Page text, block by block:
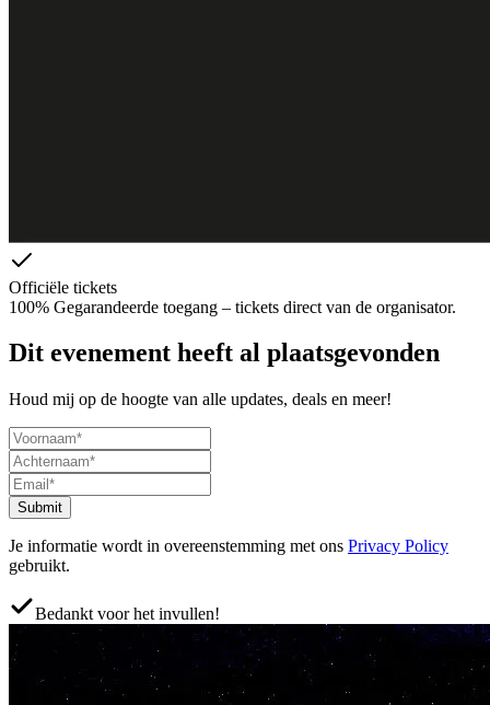
Officiële tickets
100% Gegarandeerde toegang – tickets direct van de organisator.
Dit evenement heeft al plaatsgevonden
Houd mij op de hoogte van alle updates, deals en meer!
Submit
Je informatie wordt in overeenstemming met ons Privacy Policy
gebruikt.
Bedankt voor het invullen!